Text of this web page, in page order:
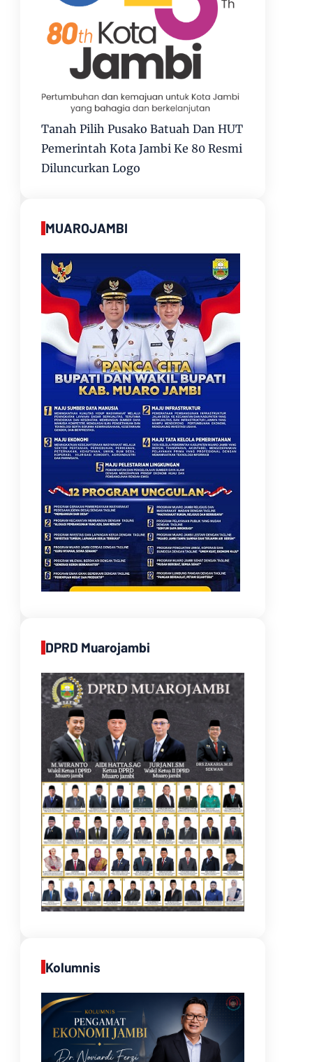
Tanah Pilih Pusako Batuah Dan HUT
Pemerintah Kota Jambi Ke 80 Resmi
Diluncurkan Logo
MUAROJAMBI
DPRD Muarojambi
Kolumnis